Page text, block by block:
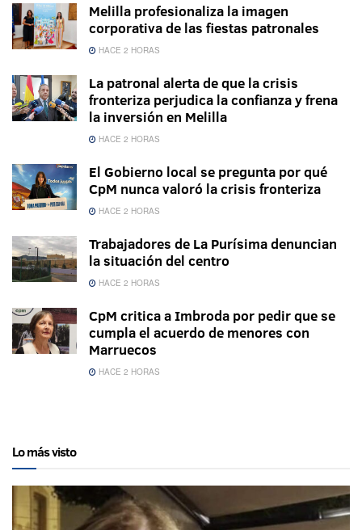
Melilla profesionaliza la imagen
corporativa de las fiestas patronales
HACE 2 HORAS
La patronal alerta de que la crisis
fronteriza perjudica la confianza y frena
la inversión en Melilla
HACE 2 HORAS
El Gobierno local se pregunta por qué
CpM nunca valoró la crisis fronteriza
HACE 2 HORAS
Trabajadores de La Purísima denuncian
la situación del centro
HACE 2 HORAS
CpM critica a Imbroda por pedir que se
cumpla el acuerdo de menores con
Marruecos
HACE 2 HORAS
Lo más visto